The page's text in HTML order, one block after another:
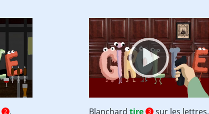
2 .
Video
Player
Blanchardtire 3 sur les lettres.